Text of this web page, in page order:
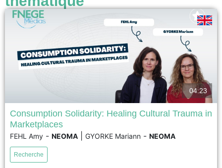
Following the November 13, 2015 Paris terrorist attacks, cafés in the city's
11th arrondissement became key spaces for rebuilding social cohesion.
Based on a seven-year ethnographic study, this research shows that
returning to cafés was not simply an act of consumption but a symbolic
04:23
Consumption Solidarity: Healing Cultural Trauma in
Marketplaces
FEHL Amy - NEOMA GYORKE Mariann - NEOMA
Recherche